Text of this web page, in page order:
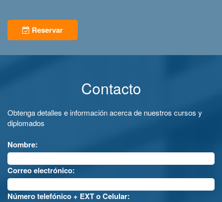
Reservar
Contacto
Obtenga detalles e información acerca de nuestros cursos y
diplomados
Nombre:
Correo electrónico:
Número telefónico + EXT o Celular: